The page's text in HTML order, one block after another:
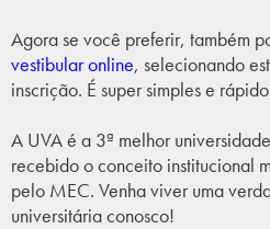
Agora se você preferir, também
vestibular online, selecionando
inscrição. É super simples e
A UVA é a 3ª melhor
recebido o conceito institucional
pelo MEC. Venha viver uma
universitária conosco!